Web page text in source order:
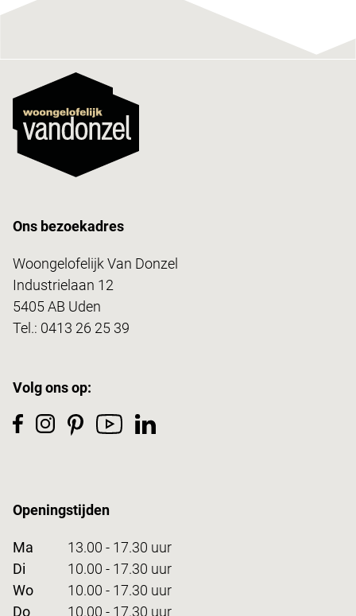
Ons bezoekadres
Woongelofelijk Van Donzel
Industrielaan 12
5405 AB Uden
Tel.: 0413 26 25 39
Volg ons op:
Openingstijden
Ma
13.00 - 17.30 uur
Di
10.00 - 17.30 uur
Wo
10.00 - 17.30 uur
Do
10.00 - 17.30 uur